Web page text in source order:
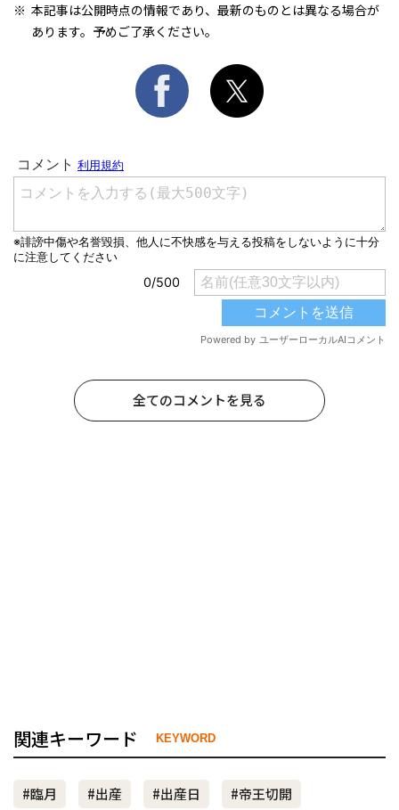
本記事は公開時点の情報であり、最新のものとは異なる場合が
あります。予めご了承ください。
全てのコメントを見る
関連キーワード KEYWORD
#臨月 #出産 #出産日 #帝王切開